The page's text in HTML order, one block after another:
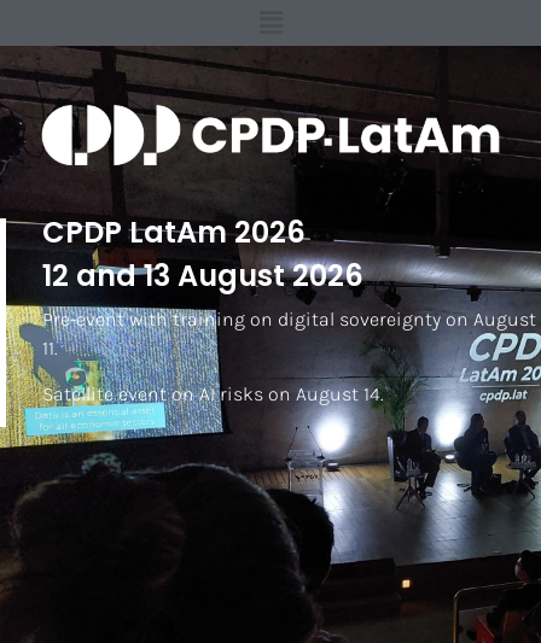
CPDP LatAm 2026
12 and 13 August 2026
Pre-event with training on digital sovereignty on August
11.
Satellite event on AI risks on August 14.